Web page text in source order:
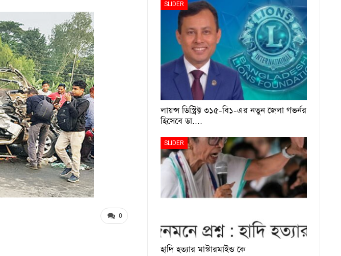
0
SLIDER
লায়ন্স ডিস্ট্রিক্ট ৩১৫-বি১-এর নতুন জেলা গভর্নর
হিসেবে ডা.…
SLIDER
হাদি হত্যার মাস্টারমাইন্ড কে